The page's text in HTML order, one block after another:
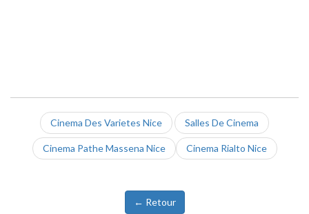
Cinema Des Varietes Nice Salles De Cinema
Cinema Pathe Massena Nice Cinema Rialto Nice
← Retour